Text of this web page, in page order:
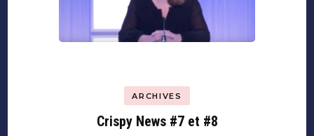
ARCHIVES
Crispy News #7 et #8